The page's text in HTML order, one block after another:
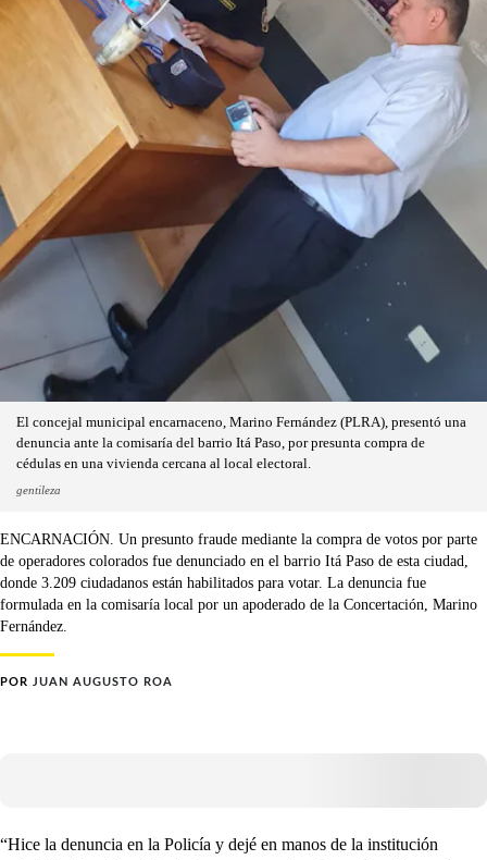
El concejal municipal encarnaceno, Marino Fernández (PLRA), presentó una
denuncia ante la comisaría del barrio Itá Paso, por presunta compra de
cédulas en una vivienda cercana al local electoral.
gentileza
ENCARNACIÓN. Un presunto fraude mediante la compra de votos por parte
de operadores colorados fue denunciado en el barrio Itá Paso de esta ciudad,
donde 3.209 ciudadanos están habilitados para votar. La denuncia fue
formulada en la comisaría local por un apoderado de la Concertación, Marino
Fernández.
POR JUAN AUGUSTO ROA
“Hice la denuncia en la Policía y dejé en manos de la institución